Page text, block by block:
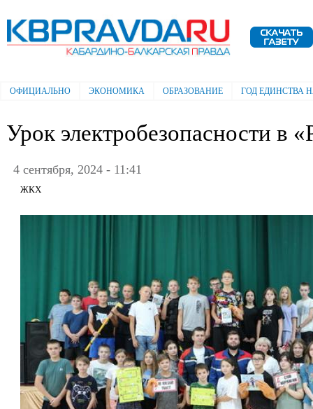
Электронная газета "Кабардино-
Балкарская правда"
Главное меню
ОФИЦИАЛЬНО ЭКОНОМИКА ОБРАЗОВАНИЕ ГОД ЕДИНСТВА
Урок электробезопасности в
4 сентября, 2024 - 11:41
ЖКХ